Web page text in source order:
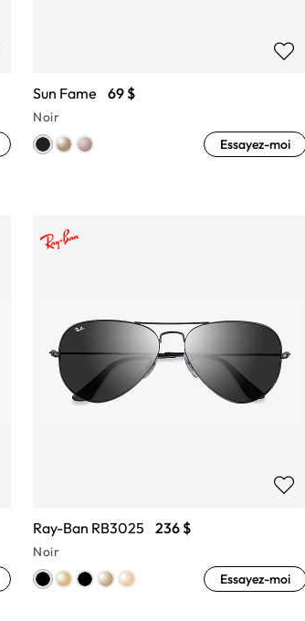
Sun Fame 69 $
Noir
Essayez-moi
Ray-Ban RB3025 236 $
Noir
Essayez-moi